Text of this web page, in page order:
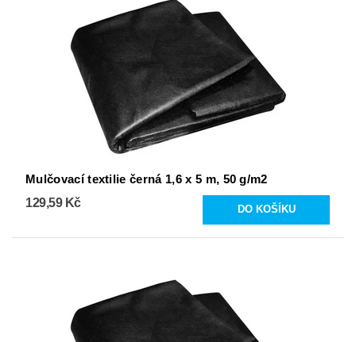
Mulčovací textilie černá 1,6 x 5 m, 50 g/m2
129,59 Kč